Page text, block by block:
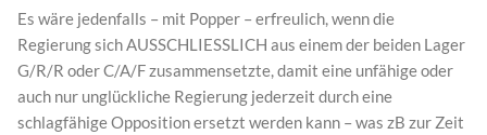
Es wäre jedenfalls – mit Popper – erfreulich, wenn die
Regierung sich AUSSCHLIESSLICH aus einem der beiden Lager
G/R/R oder C/A/F zusammensetzte, damit eine unfähige oder
auch nur unglückliche Regierung jederzeit durch eine
schlagfähige Opposition ersetzt werden kann – was zB zur Zeit